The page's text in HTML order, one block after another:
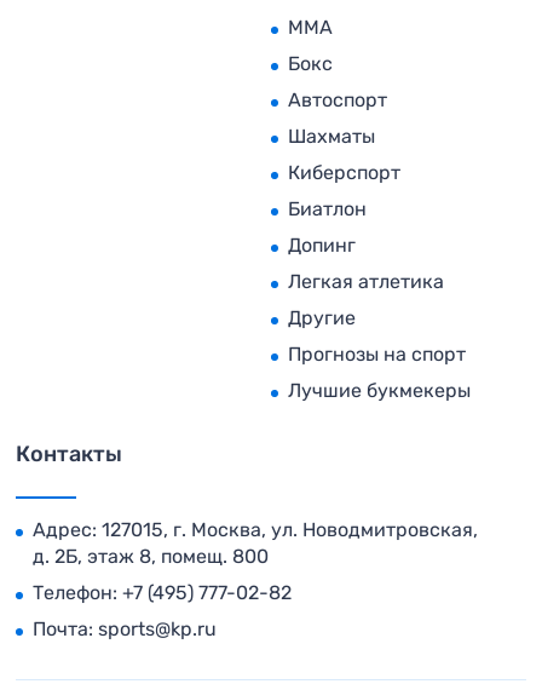
MMA
Бокс
Автоспорт
Шахматы
Киберспорт
Биатлон
Допинг
Легкая атлетика
Другие
Прогнозы на спорт
Лучшие букмекеры
Контакты
Адрес: 127015, г. Москва, ул. Новодмитровская,
д. 2Б, этаж 8, помещ. 800
Телефон: +7 (495) 777-02-82
Почта: sports@kp.ru